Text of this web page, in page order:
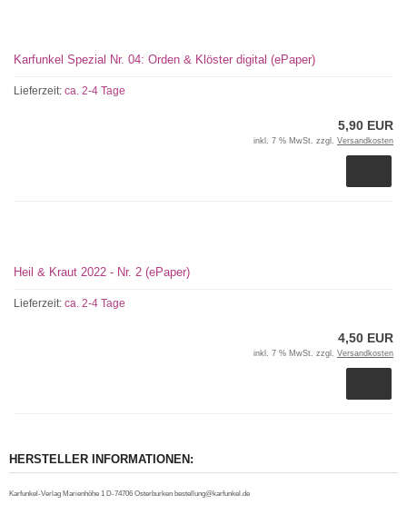
Karfunkel Spezial Nr. 04: Orden & Klöster digital (ePaper)
Lieferzeit: ca. 2-4 Tage
5,90 EUR
inkl. 7 % MwSt. zzgl. Versandkosten
Heil & Kraut 2022 - Nr. 2 (ePaper)
Lieferzeit: ca. 2-4 Tage
4,50 EUR
inkl. 7 % MwSt. zzgl. Versandkosten
HERSTELLER INFORMATIONEN:
Karfunkel-Verlag Marienhöhe 1 D-74706 Osterburken bestellung@karfunkel.de